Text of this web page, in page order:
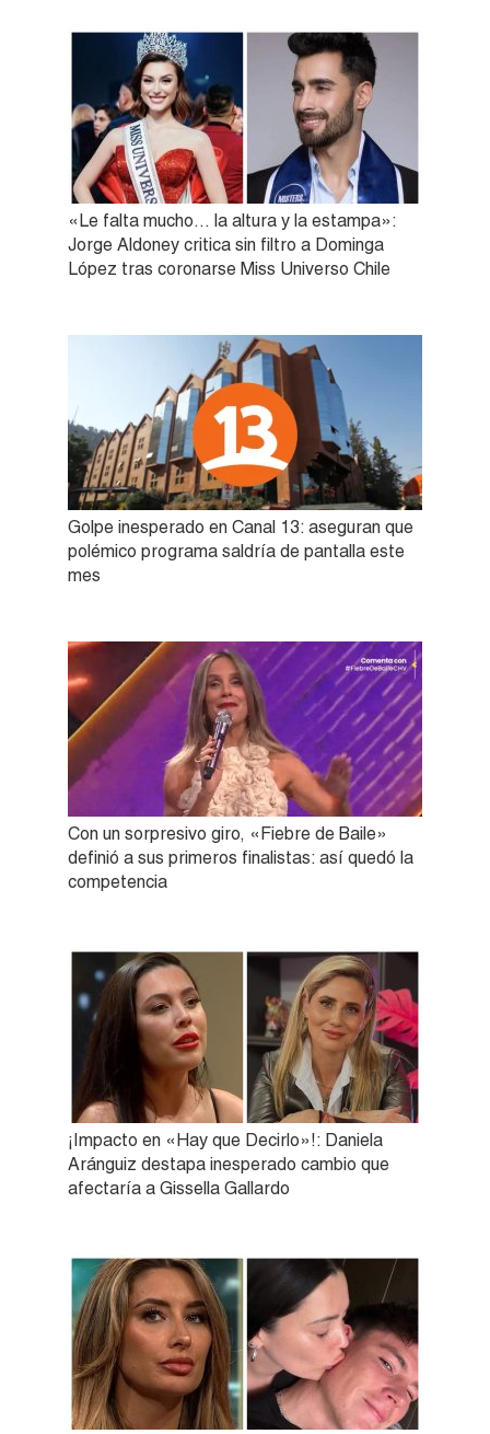
«Le falta mucho… la altura y la estampa»:
Jorge Aldoney critica sin filtro a Dominga
López tras coronarse Miss Universo Chile
Golpe inesperado en Canal 13: aseguran que
polémico programa saldría de pantalla este
mes
Con un sorpresivo giro, «Fiebre de Baile»
definió a sus primeros finalistas: así quedó la
competencia
¡Impacto en «Hay que Decirlo»!: Daniela
Aránguiz destapa inesperado cambio que
afectaría a Gissella Gallardo